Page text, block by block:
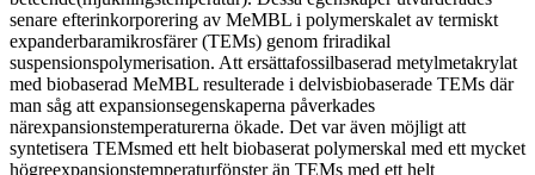
senare efterinkorporering av MeMBL i polymerskalet av termiskt
expanderbaramikrosfärer (TEMs) genom friradikal
suspensionspolymerisation. Att ersättafossilbaserad metylmetakrylat
med biobaserad MeMBL resulterade i delvisbiobaserade TEMs där
man såg att expansionsegenskaperna påverkades
närexpansionstemperaturerna ökade. Det var även möjligt att
syntetisera TEMsmed ett helt biobaserat polymerskal med ett mycket
högreexpansionstemperaturfönster än TEMs med ett helt